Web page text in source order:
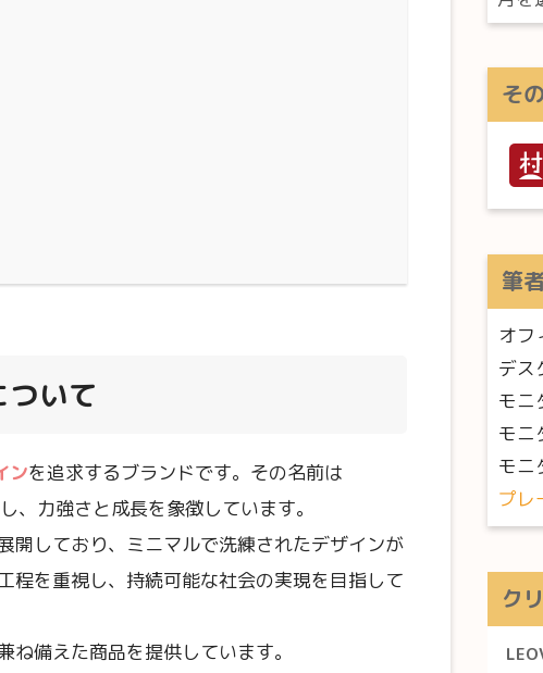
いて
ンを追求するブランドです。その名前は
、力強さと成長を象徴しています。
開しており、ミニマルで洗練されたデザインが
程を重視し、持続可能な社会の実現を目指して
ね備えた商品を提供しています。
そ
筆
オフ
デス
モニ
モニ
モニ
プレ
ク